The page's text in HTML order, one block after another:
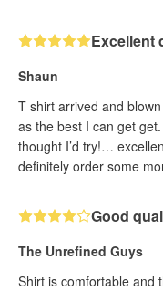
Excellent
Shaun
T shirt arrived and
as the best I can get
thought I’d try!…
definitely order some
Good
The Unrefined Guys
Shirt is comfortable and